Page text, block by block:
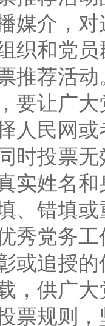
媒介，
织和党
推荐活
要让广
人民网
时投票
实姓名
、错填
秀党务
或追授
，供广
票规则